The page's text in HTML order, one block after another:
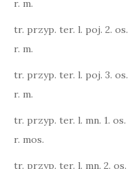
r. m.
tr. przyp. ter. l. poj. 2. os.
r. m.
tr. przyp. ter. l. poj. 3. os.
r. m.
tr. przyp. ter. l. mn. 1. os.
r. mos.
tr. przyp. ter. l. mn. 2. os.